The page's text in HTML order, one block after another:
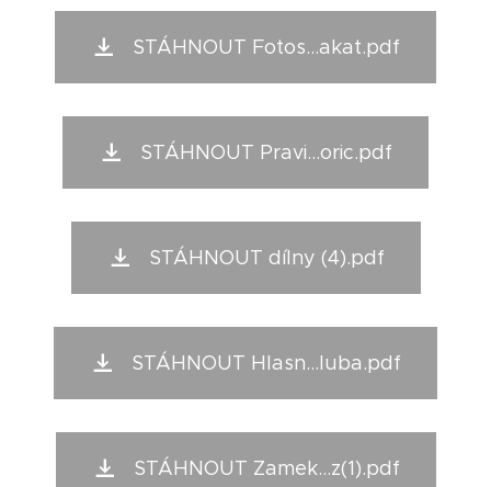
STÁHNOUT Fotos...akat.pdf
STÁHNOUT Pravi...oric.pdf
STÁHNOUT dílny (4).pdf
STÁHNOUT Hlasn...luba.pdf
STÁHNOUT Zamek...z(1).pdf